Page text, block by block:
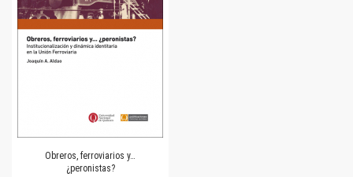
Obreros, ferroviarios y…
¿peronistas?